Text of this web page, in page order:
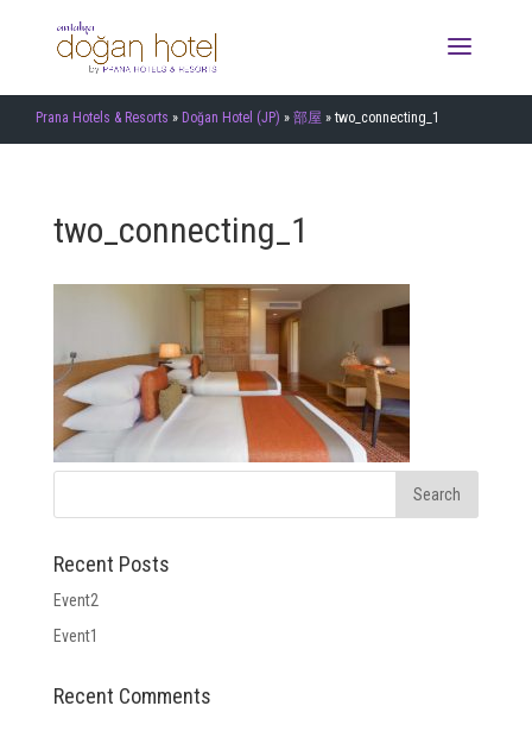
Prana Hotels & Resorts » Doğan Hotel (JP) » 部屋 » two_connecting_1
two_connecting_1
Recent Posts
Event2
Event1
Recent Comments